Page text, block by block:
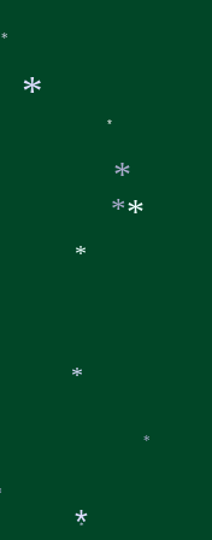
*
*
*
*
*
*
*
*
*
*